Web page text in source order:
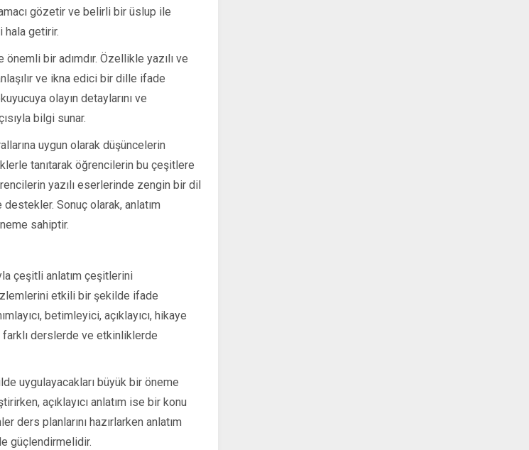
gözetir ve belirli bir üslup ile
hala getirir.
bir adımdır. Özellikle yazılı ve
ve ikna edici bir dille ifade
olayın detaylarını ve
bilgi sunar.
uygun olarak düşüncelerin
tanıtarak öğrencilerin bu çeşitlere
yazılı eserlerinde zengin bir dil
Sonuç olarak, anlatım
sahiptir.
çeşitli anlatım çeşitlerini
etkili bir şekilde ifade
betimleyici, açıklayıcı, hikaye
farklı derslerde ve etkinliklerde
uygulayacakları büyük bir öneme
açıklayıcı anlatım ise bir konu
ders planlarını hazırlarken anlatım
güçlendirmelidir.